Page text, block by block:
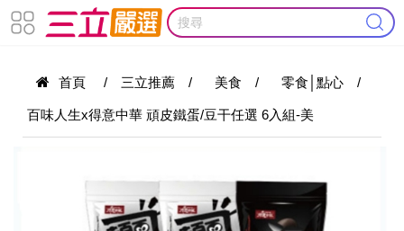
首頁 / 三立推薦 / 美食 / 零食│點心 /
百味人生x得意中華 頑皮鐵蛋/豆干任選 6入組-美